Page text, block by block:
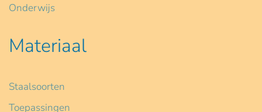
Onderwijs
Materiaal
Staalsoorten
Toepassingen